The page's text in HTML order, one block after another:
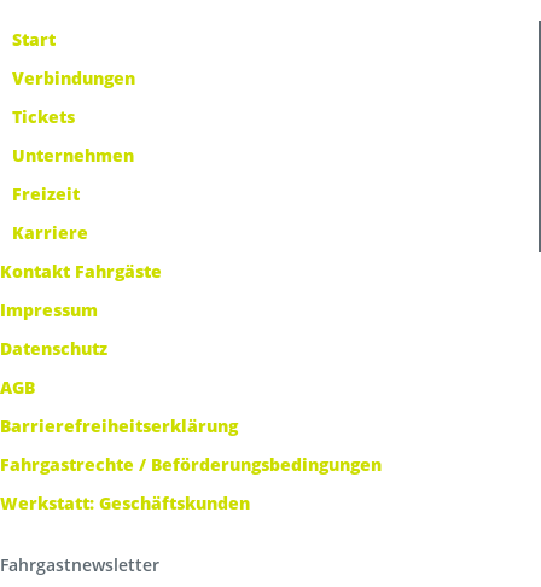
Start
Verbindungen
Tickets
Unternehmen
Freizeit
Karriere
Kontakt Fahrgäste
Impressum
Datenschutz
AGB
Barrierefreiheitserklärung
Fahrgastrechte / Beförderungsbedingungen
Werkstatt: Geschäftskunden
Fahrgastnewsletter